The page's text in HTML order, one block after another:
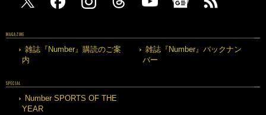
MAGAZINE
雑誌『Number』購読のご案
内
雑誌『Number』バックナン
バー
SPECIAL
Number SPORTS OF THE
YEAR